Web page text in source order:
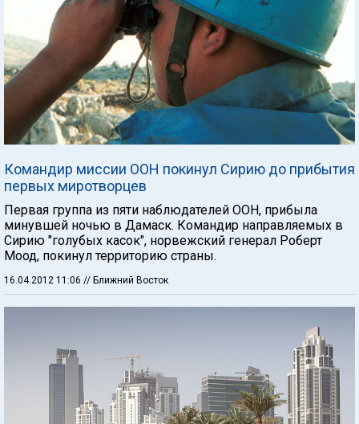
Командир миссии ООН покинул Сирию до прибытия
первых миротворцев
Первая группа из пяти наблюдателей ООН, прибыла
минувшей ночью в Дамаск. Командир направляемых в
Сирию "голубых касок", норвежский генерал Роберт
Моод, покинул территорию страны.
16.04.2012 11:06 // Ближний Восток